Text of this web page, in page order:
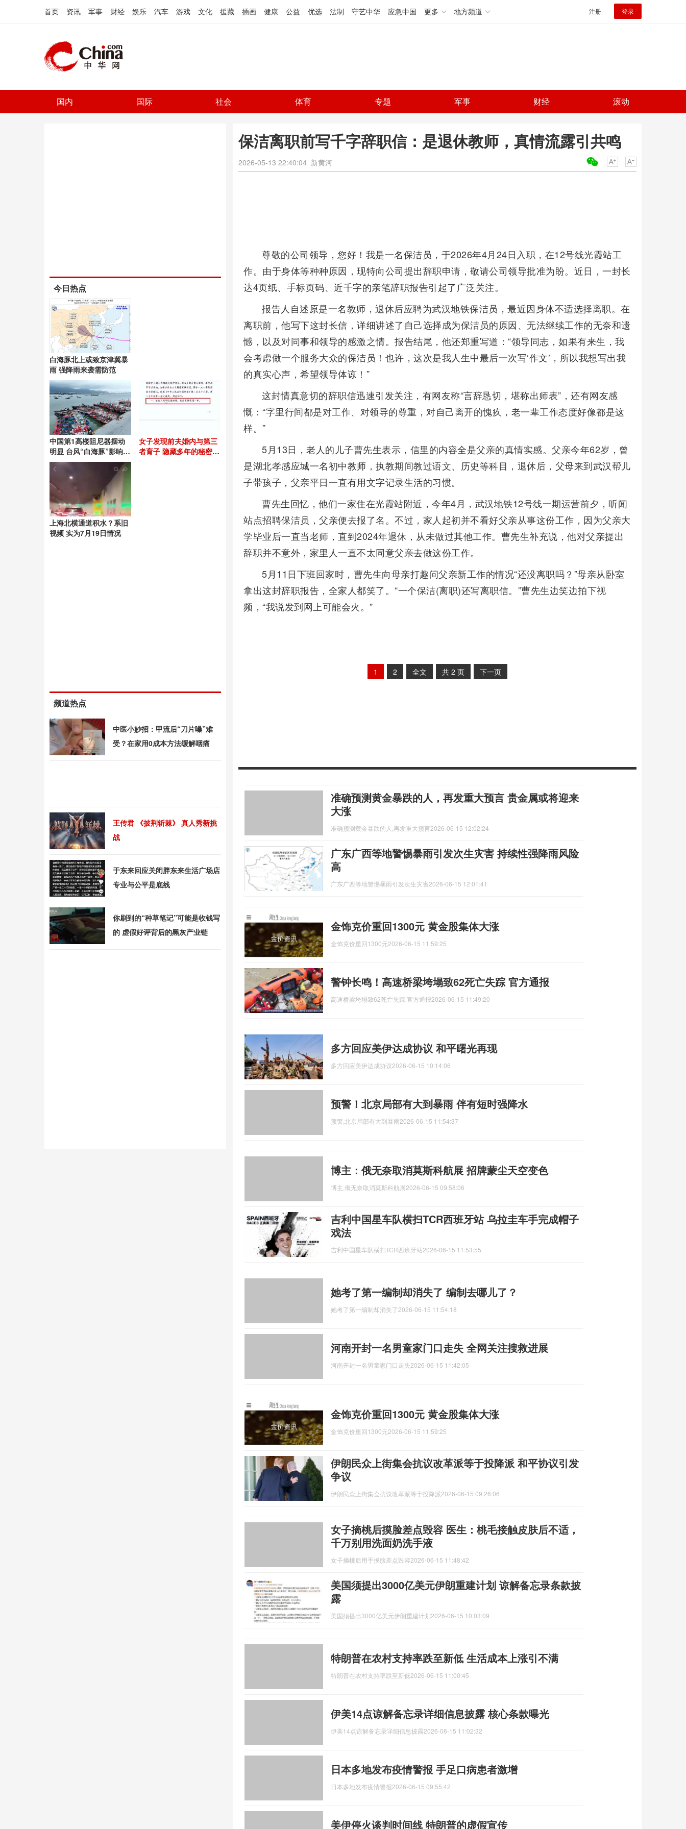
首页 资讯 军事 财经 娱乐 汽车 游戏 文化 援藏 插画 健康 公益 优选 法制 守艺中华 应急中国 更多 地方频道 注册 登录
国内 国际 社会 体育 专题 军事 财经 滚动
保洁离职前写千字辞职信：是退休教师，真情流露引共鸣
2026-05-13 22:40:04 新黄河
尊敬的公司领导，您好！我是一名保洁员，于2026年4月24日入职，在12号线光霞站工
作。由于身体等种种原因，现特向公司提出辞职申请，敬请公司领导批准为盼。近日，一封长
达4页纸、手标页码、近千字的亲笔辞职报告引起了广泛关注。
报告人自述原是一名教师，退休后应聘为武汉地铁保洁员，最近因身体不适选择离职。在
离职前，他写下这封长信，详细讲述了自己选择成为保洁员的原因、无法继续工作的无奈和遗
憾，以及对同事和领导的感激之情。报告结尾，他还郑重写道：“领导同志，如果有来生，我
会考虑做一个服务大众的保洁员！也许，这次是我人生中最后一次写‘作文’，所以我想写出我
的真实心声，希望领导体谅！”
这封情真意切的辞职信迅速引发关注，有网友称“言辞恳切，堪称出师表”，还有网友感
慨：“字里行间都是对工作、对领导的尊重，对自己离开的愧疚，老一辈工作态度好像都是这
样。”
5月13日，老人的儿子曹先生表示，信里的内容全是父亲的真情实感。父亲今年62岁，曾
是湖北孝感应城一名初中教师，执教期间教过语文、历史等科目，退休后，父母来到武汉帮儿
子带孩子，父亲平日一直有用文字记录生活的习惯。
曹先生回忆，他们一家住在光霞站附近，今年4月，武汉地铁12号线一期运营前夕，听闻
站点招聘保洁员，父亲便去报了名。不过，家人起初并不看好父亲从事这份工作，因为父亲大
学毕业后一直当老师，直到2024年退休，从未做过其他工作。曹先生补充说，他对父亲提出
辞职并不意外，家里人一直不太同意父亲去做这份工作。
5月11日下班回家时，曹先生向母亲打趣问父亲新工作的情况“还没离职吗？”母亲从卧室
拿出这封辞职报告，全家人都笑了。“一个保洁(离职)还写离职信。”曹先生边笑边拍下视
频，“我说发到网上可能会火。”
1 2 全文 共 2 页 下一页
准确预测黄金暴跌的人，再发重大预言 贵金属或将迎来
大涨
准确预测黄金暴跌的人,再发重大预言2026-06-15 12:02:24
广东广西等地警惕暴雨引发次生灾害 持续性强降雨风险
高
广东广西等地警惕暴雨引发次生灾害2026-06-15 12:01:41
金饰克价重回1300元 黄金股集体大涨
金饰克价重回1300元2026-06-15 11:59:25
警钟长鸣！高速桥梁垮塌致62死亡失踪 官方通报
高速桥梁垮塌致62死亡失踪 官方通报2026-06-15 11:49:20
多方回应美伊达成协议 和平曙光再现
多方回应美伊达成协议2026-06-15 10:14:06
预警！北京局部有大到暴雨 伴有短时强降水
预警,北京局部有大到暴雨2026-06-15 11:54:37
博主：俄无奈取消莫斯科航展 招牌蒙尘天空变色
博主,俄无奈取消莫斯科航展2026-06-15 09:58:06
吉利中国星车队横扫TCR西班牙站 乌拉圭车手完成帽子
戏法
吉利中国星车队横扫TCR西班牙站2026-06-15 11:53:55
她考了第一编制却消失了 编制去哪儿了？
她考了第一编制却消失了2026-06-15 11:54:18
河南开封一名男童家门口走失 全网关注搜救进展
河南开封一名男童家门口走失2026-06-15 11:42:05
金饰克价重回1300元 黄金股集体大涨
金饰克价重回1300元2026-06-15 11:59:25
伊朗民众上街集会抗议改革派等于投降派 和平协议引发
争议
伊朗民众上街集会抗议改革派等于投降派2026-06-15 09:26:06
女子摘桃后摸脸差点毁容 医生：桃毛接触皮肤后不适，
千万别用洗面奶洗手液
女子摘桃后用手摸脸差点毁容2026-06-15 11:48:42
美国须提出3000亿美元伊朗重建计划 谅解备忘录条款披
露
美国须提出3000亿美元伊朗重建计划2026-06-15 10:03:09
特朗普在农村支持率跌至新低 生活成本上涨引不满
特朗普在农村支持率跌至新低2026-06-15 11:00:45
伊美14点谅解备忘录详细信息披露 核心条款曝光
伊美14点谅解备忘录详细信息披露2026-06-15 11:02:32
日本多地发布疫情警报 手足口病患者激增
日本多地发布疫情警报2026-06-15 09:55:42
美伊停火谈判时间线 特朗普的虚假宣传
今日热点
白海豚北上或致京津冀暴
雨 强降雨来袭需防范
中国第1高楼阻尼器摆动
明显 台风“白海豚”影响显
著
女子发现前夫婚内与第三
者育子 隐藏多年的秘密曝
上海北横通道积水？系旧
视频 实为7月19日情况
频道热点
中医小妙招：甲流后“刀片嗓”难
受？在家用0成本方法缓解咽痛
王传君 《披荆斩棘》 真人秀新挑
战
于东来回应关闭胖东来生活广场店
专业与公平是底线
你刷到的“种草笔记”可能是收钱写
的 虚假好评背后的黑灰产业链